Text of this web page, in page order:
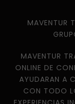
MAVENTUR
MAVENTUR
ONLINE DE
AYUDARAN A
CON TODO